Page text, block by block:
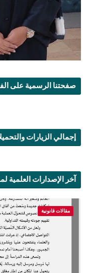
صفحتنا الرسمية على
إجمالي الزيارات
آخر الإصدارات العلمية
مقالات قانونية